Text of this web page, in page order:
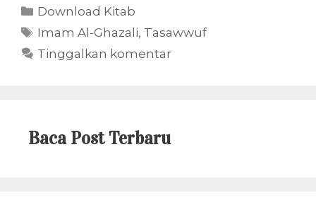
Kategori
Download Kitab
Tag
Imam Al-Ghazali, Tasawwuf
Tinggalkan komentar
Baca Post Terbaru